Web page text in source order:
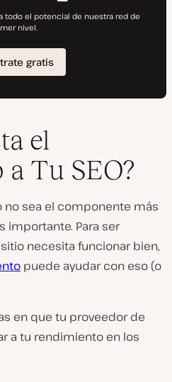
el
Tu SEO?
no sea el componente más
importante. Para ser
necesita funcionar bien,
puede ayudar con eso (o
en que tu proveedor de
a tu rendimiento en los